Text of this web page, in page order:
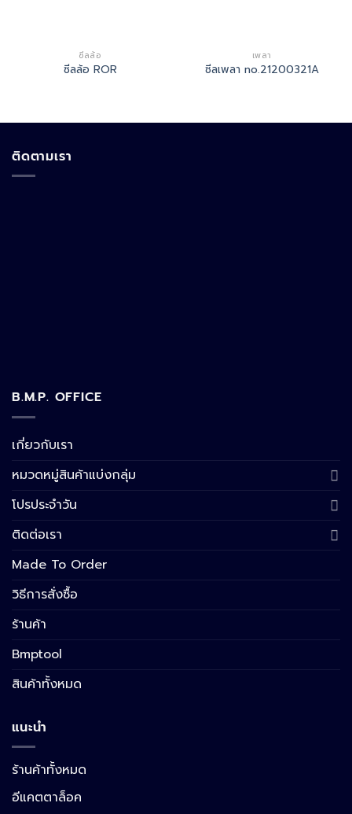
ซีลล้อ
ซีลล้อ ROR
เพลา
ซีลเพลา no.21200321A
ติดตามเรา
B.M.P. OFFICE
เกี่ยวกับเรา
หมวดหมู่สินค้าแบ่งกลุ่ม
โปรประจำวัน
ติดต่อเรา
Made To Order
วิธีการสั่งซื้อ
ร้านค้า
Bmptool
สินค้าทั้งหมด
แนะนำ
ร้านค้าทั้งหมด
อีแคตตาล็อค